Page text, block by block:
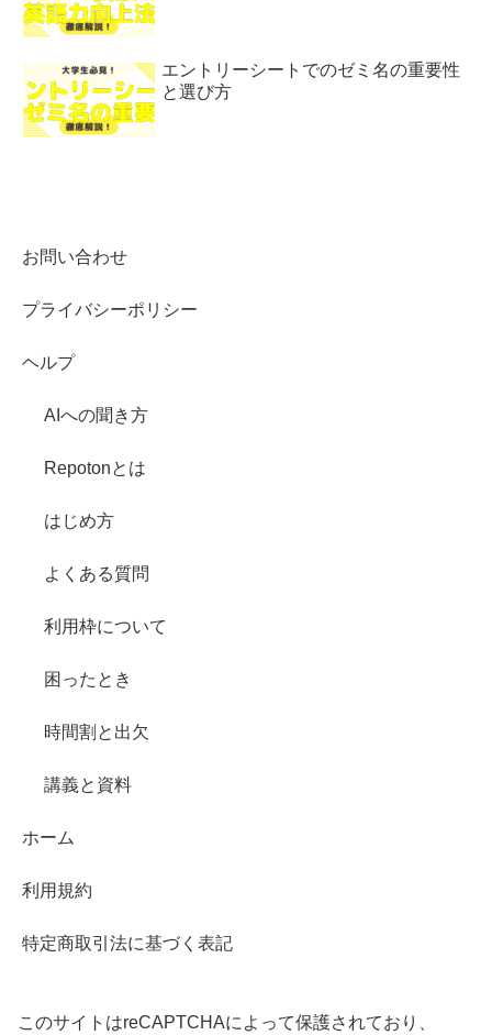
エントリーシートでのゼミ名の重要性
と選び方
お問い合わせ
プライバシーポリシー
ヘルプ
AIへの聞き方
Repotonとは
はじめ方
よくある質問
利用枠について
困ったとき
時間割と出欠
講義と資料
ホーム
利用規約
特定商取引法に基づく表記
このサイトはreCAPTCHAによって保護されており、